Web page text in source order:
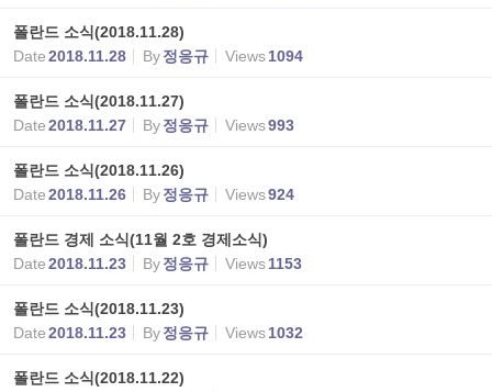
폴란드 소식(2018.11.28)
Date2018.11.28 By정응규 Views1094
폴란드 소식(2018.11.27)
Date2018.11.27 By정응규 Views993
폴란드 소식(2018.11.26)
Date2018.11.26 By정응규 Views924
폴란드 경제 소식(11월 2호 경제소식)
Date2018.11.23 By정응규 Views1153
폴란드 소식(2018.11.23)
Date2018.11.23 By정응규 Views1032
폴란드 소식(2018.11.22)